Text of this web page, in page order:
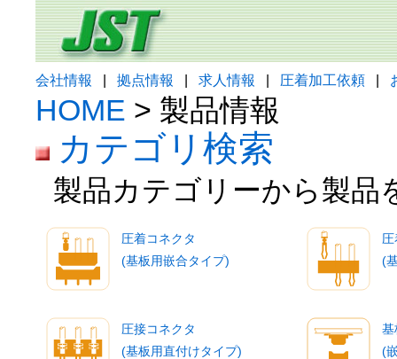
会社情報 拠点情報 求人情報 圧着加工依頼
HOME > 製品情報
カテゴリ検索
製品カテゴリーから製品
圧着コネクタ
(基板用嵌合タイプ)
(
圧接コネクタ
(基板用直付けタイプ)
基
(